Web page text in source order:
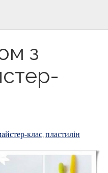
з
клас,пластилін